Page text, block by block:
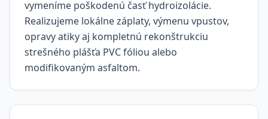
vymeníme poškodenú časť hydroizolácie.
Realizujeme lokálne záplaty, výmenu vpustov,
opravy atiky aj kompletnú rekonštrukciu
strešného plášťa PVC fóliou alebo
modifikovaným asfaltom.